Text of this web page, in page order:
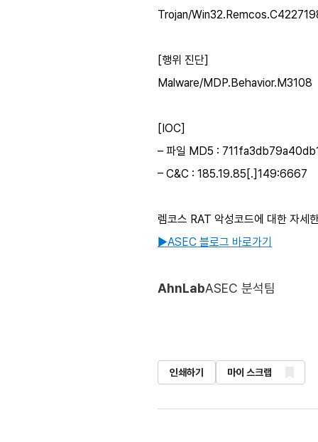
Trojan/
[행위 진단]
Malware/MDP.Behavior.M3108
[IOC]
– 파일 MD5 :
– C&C : 185.19.85[.]149:6667
렘코스 RAT 악성코드에 대한 자세
▶ASEC 블로그 바로가기
AhnLabASEC 분석팀
인쇄하기 마이 스크랩